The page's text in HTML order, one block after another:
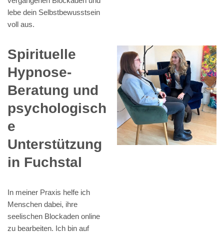
lebe dein Selbstbewusstsein
voll aus.
Spirituelle
Hypnose-
Beratung und
psychologisch
e
Unterstützung
in Fuchstal
In meiner Praxis helfe ich
Menschen dabei, ihre
seelischen Blockaden online
zu bearbeiten. Ich bin auf